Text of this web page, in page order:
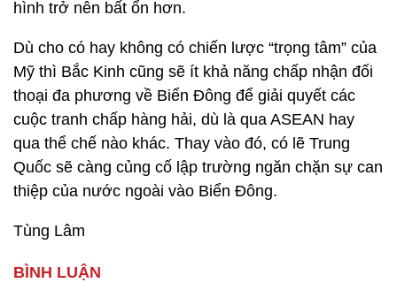
hình trở nên bất ổn hơn.
Dù cho có hay không có chiến lược “trọng tâm” của
Mỹ thì Bắc Kinh cũng sẽ ít khả năng chấp nhận đối
thoại đa phương về Biển Đông để giải quyết các
cuộc tranh chấp hàng hải, dù là qua ASEAN hay
qua thể chế nào khác. Thay vào đó, có lẽ Trung
Quốc sẽ càng củng cố lập trường ngăn chặn sự can
thiệp của nước ngoài vào Biển Đông.
Tùng Lâm